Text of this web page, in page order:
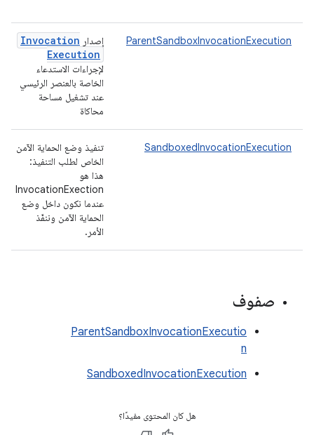
ParentSandboxInvocationExecution إصدار Invocation
Execution
لإجراءات الاستدعاء
الخاصة بالعنصر الرئيسي
عند تشغيل مساحة
محاكاة
SandboxedInvocationExecution
تنفيذ وضع الحماية الآمن
الخاص لطلب التنفيذ:
هذا هو
InvocationExection
عندما نكون داخل وضع
الحماية الآمن وننفّذ
الأمر.
صفوف
ParentSandboxInvocationExecutio
n
SandboxedInvocationExecution
هل كان المحتوى مفيدًا؟